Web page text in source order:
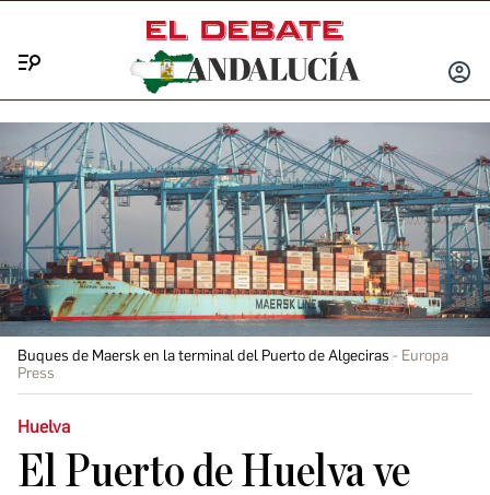
INICIAR
Buques de Maersk en la terminal del Puerto de Algeciras
Europa
Press
Huelva
El Puerto de Huelva ve